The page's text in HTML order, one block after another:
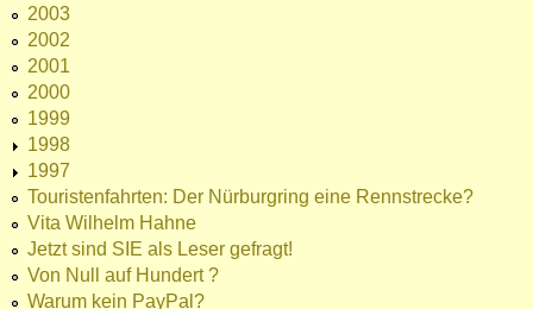
2003
2002
2001
2000
1999
1998
1997
Touristenfahrten: Der Nürburgring eine Rennstrecke?
Vita Wilhelm Hahne
Jetzt sind SIE als Leser gefragt!
Von Null auf Hundert ?
Warum kein PayPal?